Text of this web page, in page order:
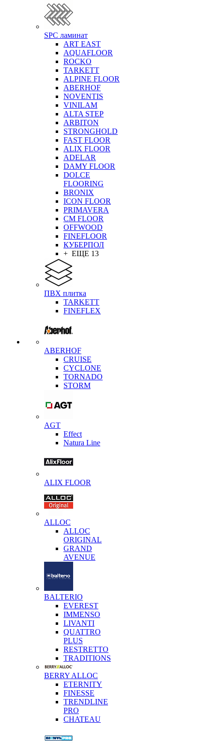
SPC ламинат
ART EAST
AQUAFLOOR
ROCKO
TARKETT
ALPINE FLOOR
ABERHOF
NOVENTIS
VINILAM
ALTA STEP
ARBITON
STRONGHOLD
FAST FLOOR
ALIX FLOOR
ADELAR
DAMY FLOOR
DOLCE
FLOORING
BRONIX
ICON FLOOR
PRIMAVERA
CM FLOOR
OFFWOOD
FINEFLOOR
КУБЕРПОЛ
+ ЕЩЕ 13
ПВХ плитка
TARKETT
FINEFLEX
ABERHOF
CRUISE
CYCLONE
TORNADO
STORM
AGT
Effect
Natura Line
ALIX FLOOR
ALLOC
ALLOC
ORIGINAL
GRAND
AVENUE
BALTERIO
EVEREST
IMMENSO
LIVANTI
QUATTRO
PLUS
RESTRETTO
TRADITIONS
BERRY ALLOC
ETERNITY
FINESSE
TRENDLINE
PRO
CHATEAU